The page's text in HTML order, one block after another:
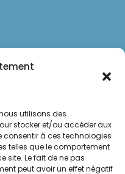
utilisons des
stocker et/ou accéder aux
consentir à ces technologies
telles que le comportement
site. Le fait de ne pas
peut avoir un effet négatif